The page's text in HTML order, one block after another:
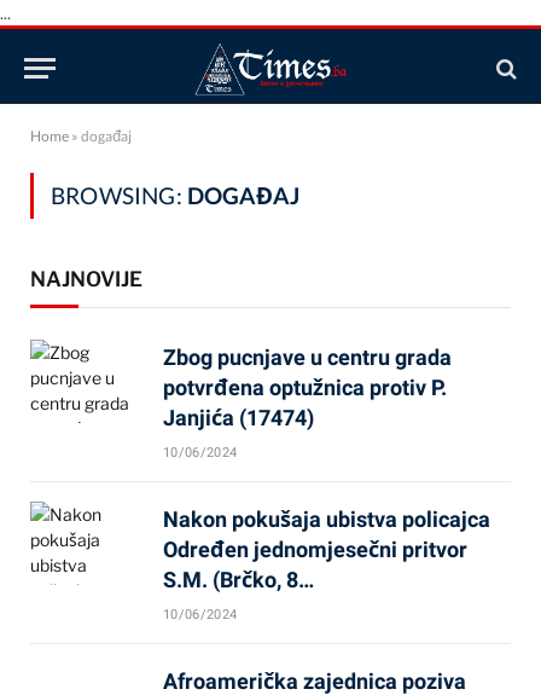
...
Home » događaj
BROWSING: DOGAĐAJ
NAJNOVIJE
Zbog pucnjave u centru grada
potvrđena optužnica protiv P.
Janjića (17474)
10/06/2024
Nakon pokušaja ubistva policajca
Određen jednomjesečni pritvor
S.M. (Brčko, 8…
10/06/2024
Afroamerička zajednica poziva